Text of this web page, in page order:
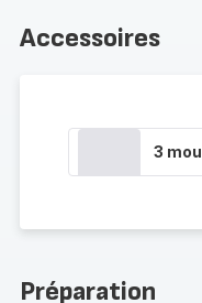
Accessoires
3
Préparation